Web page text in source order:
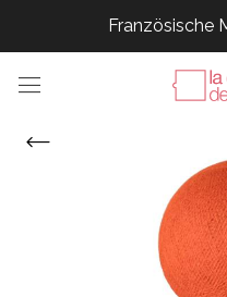
Französische
Französische
Französische